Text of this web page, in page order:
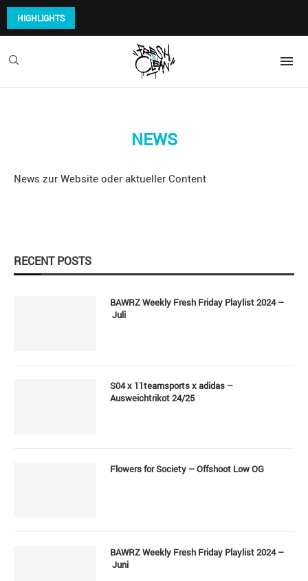
HIGHLIGHTS
NEWS
News zur Website oder aktueller Content
RECENT POSTS
BAWRZ Weekly Fresh Friday Playlist 2024 –
Juli
S04 x 11teamsports x adidas –
Ausweichtrikot 24/25
Flowers for Society – Offshoot Low OG
BAWRZ Weekly Fresh Friday Playlist 2024 –
Juni